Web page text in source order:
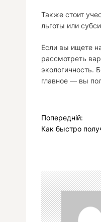
Также стоит
льготы или
Если вы ищете
рассмотреть
экологичность.
главное — вы
Н
а
г
а
ц
Попередній:
Как быстро